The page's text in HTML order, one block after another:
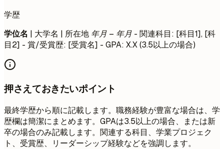
学歴
学位名 | 大学名 | 所在地 年月 – 年月 - 関連科目: [科目1], [科
目2] - 賞/受賞歴: [受賞名] - GPA: X.X (3.5以上の場合)
押さえておきたいポイント
最終学歴から順に記載します。職務経験が豊富な場合は、学
歴欄は簡潔にまとめます。GPAは3.5以上の場合、または新
卒の場合のみ記載します。関連する科目、学業プロジェク
ト、受賞歴、リーダーシップ経験などを強調します。